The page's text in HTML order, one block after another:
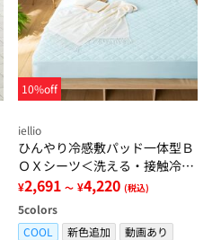
10%off
iellio
ひんやり冷感敷パッド一体型Ｂ
ＯＸシーツ＜洗える・接触冷
感・抗菌防臭・時短・家事楽・
ボックスシーツ・寝苦しさ対策
＞
¥2,691 ～ ¥4,220 (税込)
5colors
COOL
新色追加
動画あり